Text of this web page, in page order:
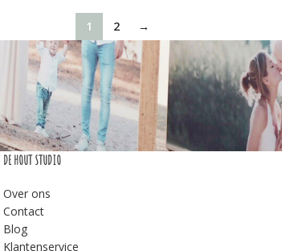
1 2 →
DE HOUT STUDIO
Over ons
Contact
Blog
Klantenservice